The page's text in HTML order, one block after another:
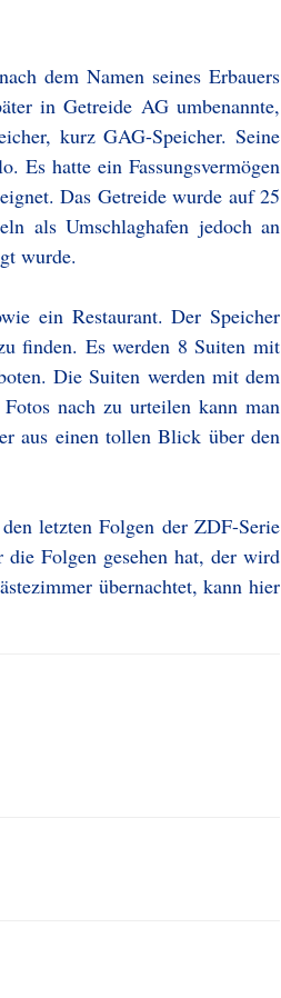
dem Namen seines Erbauers
in Getreide AG umbenannte,
kurz GAG-Speicher. Seine
Es hatte ein Fassungsvermögen
Das Getreide wurde auf 25
als Umschlaghafen jedoch an
wurde.
ein Restaurant. Der Speicher
finden. Es werden 8 Suiten mit
Die Suiten werden mit dem
nach zu urteilen kann man
aus einen tollen Blick über den
letzten Folgen der ZDF-Serie
Folgen gesehen hat, der wird
übernachtet, kann hier